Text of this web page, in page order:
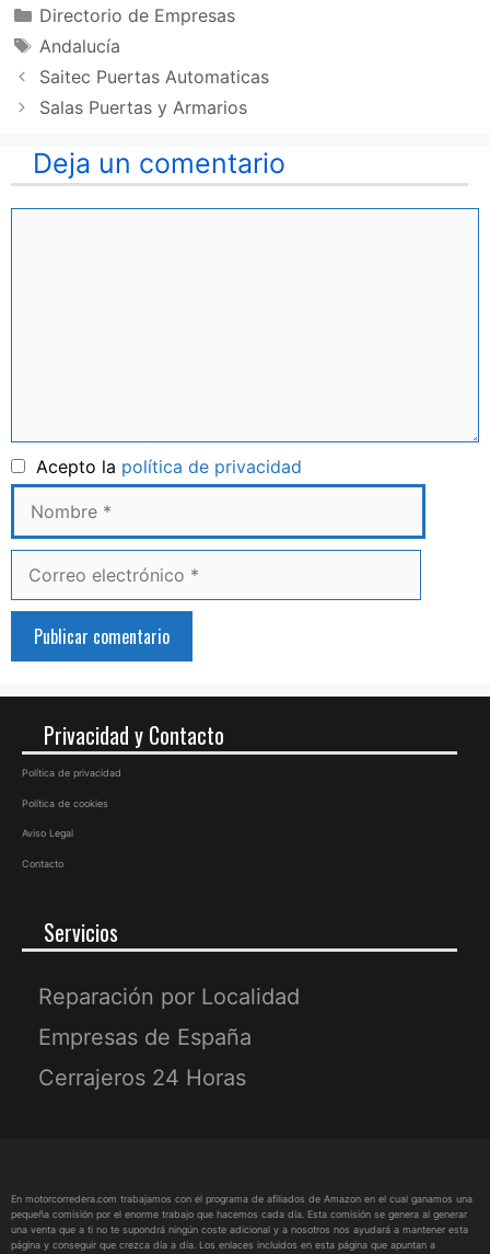
Categorías
Directorio de Empresas
Etiquetas
Andalucía
Saitec Puertas Automaticas
Salas Puertas y Armarios
Deja un comentario
Acepto la política de privacidad
Privacidad y Contacto
Política de privacidad
Política de cookies
Aviso Legal
Contacto
Servicios
Reparación por Localidad
Empresas de España
Cerrajeros 24 Horas
En motorcorredera.com trabajamos con el programa de afiliados de Amazon en el cual ganamos una
pequeña comisión por el enorme trabajo que hacemos cada día. Esta comisión se genera al generar
una venta que a ti no te supondrá ningún coste adicional y a nosotros nos ayudará a mantener esta
página y conseguir que crezca día a día. Los enlaces incluidos en esta página que apuntan a